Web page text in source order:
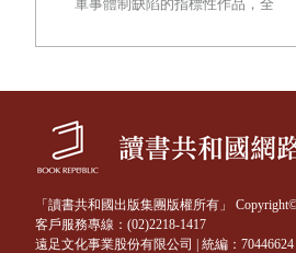
軍事體制缺陷的指標性作品，全
「讀書共和國出版集團版權所有」
客戶服務專線：(02)2218-1417
遠足文化事業股份有限公司 | 統編：70446624